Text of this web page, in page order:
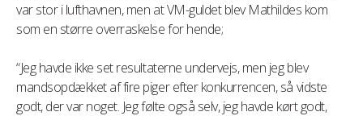
var stor i lufthavnen, men at VM-guldet blev Mathildes kom
som en større overraskelse for hende;
“Jeg havde ikke set resultaterne undervejs, men jeg blev
mandsopdækket af fire piger efter konkurrencen, så vidste
godt, der var noget. Jeg følte også selv, jeg havde kørt godt,